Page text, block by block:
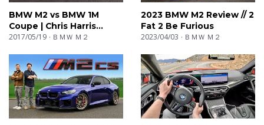
https://www.instagram.com/thethrottlehouse/
#BMW #M2 #C
BMW M2 vs BMW 1M
Coupe | Chris Harris
Drives | Top Gear
2017/05/19 ＢＭＷ Ｍ２
2023 BMW M2 Review // 2
Fat 2 Be Furious
2023/04/03 ＢＭＷ Ｍ２